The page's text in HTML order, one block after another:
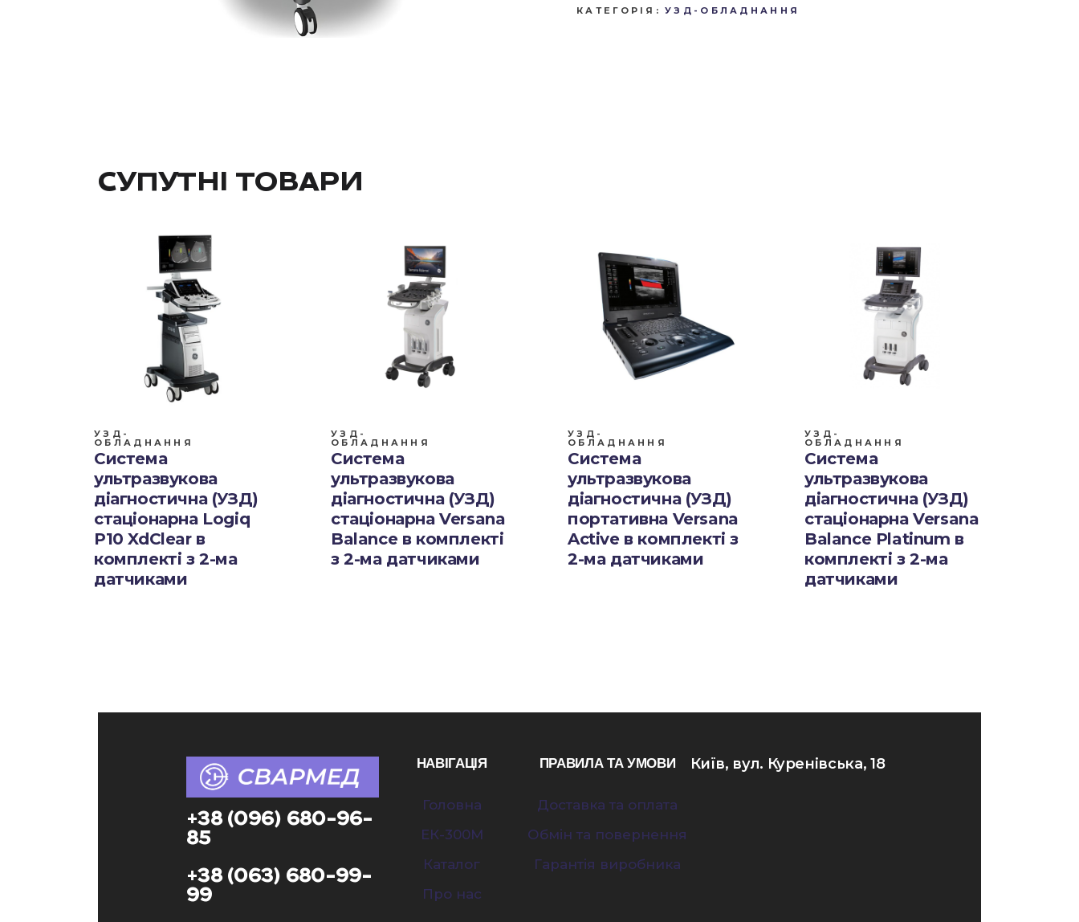
КАТЕГОРІЯ: УЗД-ОБЛАДНАННЯ
СУПУТНІ ТОВАРИ
УЗД-
ОБЛАДНАННЯ
Система
ультразвукова
діагностична (УЗД)
стаціонарна Logiq
P10 XdClear в
комплекті з 2-ма
датчиками
УЗД-
ОБЛАДНАННЯ
Система
ультразвукова
діагностична (УЗД)
стаціонарна Versana
Balance в комплекті
з 2-ма датчиками
УЗД-
ОБЛАДНАННЯ
Система
ультразвукова
діагностична (УЗД)
портативна Versana
Active в комплекті з
2-ма датчиками
УЗД-
ОБЛАДНАННЯ
Система
ультразвукова
діагностична (УЗД)
стаціонарна Versana
Balance Platinum в
комплекті з 2-ма
датчиками
+38 (096) 680-96-
85
+38 (063) 680-99-
99
НАВІГАЦІЯ
Головна
ЕК-300M
Каталог
Про нас
ПРАВИЛА ТА УМОВИ
Доставка та оплата
Обмін та повернення
Гарантія виробника
Київ, вул. Куренівська, 18